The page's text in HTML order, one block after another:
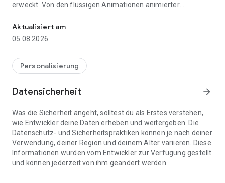
erweckt. Von den flüssigen Animationen animierter
von Video-Live-Hintergrundbildern verleiht jedes Design
Ihrem Gerät einen Hauch von Einzigartigkeit. Steigern Sie Ihre
den interaktiven Charme dynamischer Hintergrundbilder.
Unabhängig davon, ob Sie die Hintergrundbilder Ihres
Hintergrundbilder verbessern, bietet diese App die Tools, mit
Entdecken Sie eine umfangreiche Themenbibliothek, die von
ruhigen Naturlandschaften bis hin zu futuristischen Designs
reicht. Erstellen Sie Ihre eigenen Meisterwerke mit dem
erweiterten Wallpaper Maker, einem Tool, mit dem Sie Ihren
Bildschirm mit Overlays, Touch-Effekten und lebendigen
Aktualisiert am
05.08.2026
Personalisierung
Datensicherheit arrow_forward
Was die Sicherheit angeht, solltest du als Erstes verstehen,
wie Entwickler deine Daten erheben und weitergeben. Die
Datenschutz- und Sicherheitspraktiken können je nach deiner
Verwendung, deiner Region und deinem Alter variieren. Diese
Informationen wurden vom Entwickler zur Verfügung gestellt
und können jederzeit von ihm geändert werden.